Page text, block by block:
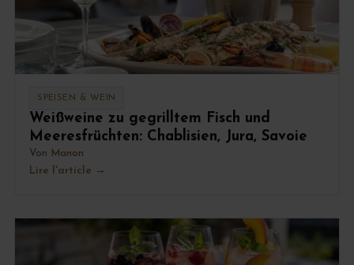
SPEISEN & WEIN
Weißweine zu gegrilltem Fisch und
Meeresfrüchten: Chablisien, Jura, Savoie
Von
Manon
Lire l'article